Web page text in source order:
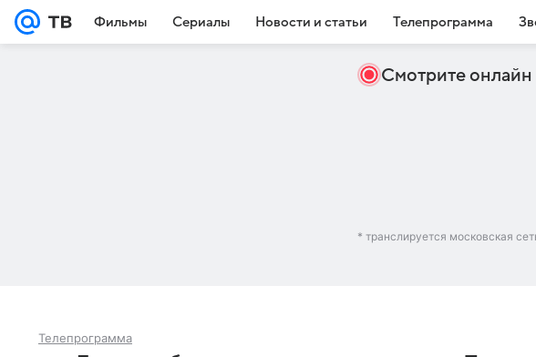
Фильмы Сериалы Новости и статьи Телепрограмма
Смотрите онлайн
* транслируется московская
Телепрограмма